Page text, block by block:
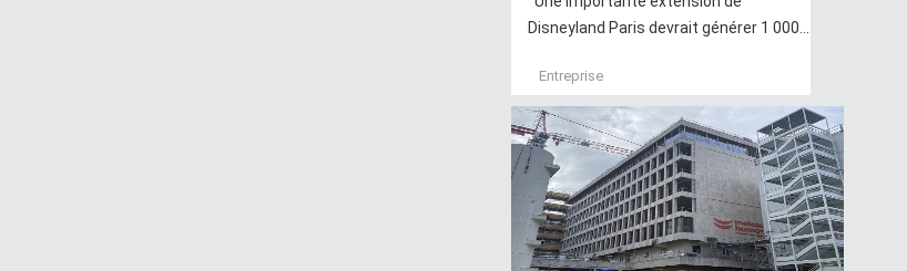
Disneyland Paris devrait générer 1 000...
Entreprise